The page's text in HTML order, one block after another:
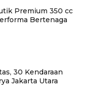
Premium 350 cc
Bertenaga
30 Kendaraan
Jakarta Utara